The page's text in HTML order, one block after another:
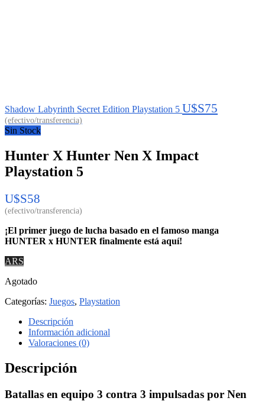
Shadow Labyrinth Secret Edition Playstation 5 U$S75
Sin Stock
Hunter X Hunter Nen X Impact
Playstation 5
U$S58
¡El primer juego de lucha basado en el famoso manga
HUNTER x HUNTER finalmente está aquí!
ARS
Agotado
Categorías: Juegos, Playstation
Descripción
Información adicional
Valoraciones (0)
Descripción
Batallas en equipo 3 contra 3 impulsadas por Nen